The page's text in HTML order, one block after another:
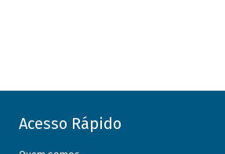
Acesso Rápido